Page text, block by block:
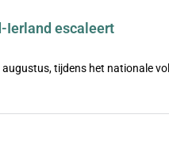
Ierland escaleert
tijdens het nationale